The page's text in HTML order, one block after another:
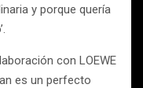
y porque quería
con LOEWE
es un perfecto